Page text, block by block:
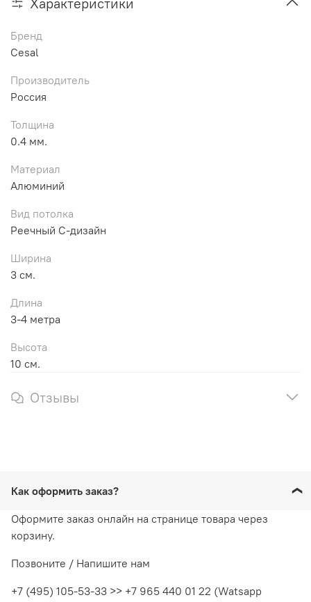
Бренд
Cesal
Производитель
Россия
Толщина
0.4 мм.
Материал
Алюминий
Вид потолка
Реечный С-дизайн
Ширина
3 см.
Длина
3-4 метра
Высота
10 см.
Отзывы
Как оформить заказ?
Оформите заказ онлайн на странице товара через
корзину.
Позвоните / Напишите нам
+7 (495) 105-53-33 >> +7 965 440 01 22 (Watsapp